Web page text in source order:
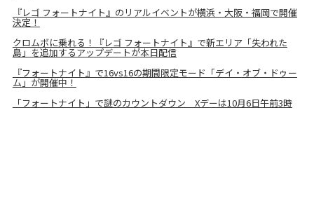
『レゴ フォートナイト』のリアルイベントが横浜・⼤阪・福岡で開催
決定！
クロムボに乗れる！『レゴ フォートナイト』で新エリア「失われた
島」を追加するアップデートが本日配信
『フォートナイト』で16vs16の期間限定モード「デイ・オブ・ドゥー
ム」が開催中！
「フォートナイト」で謎のカウントダウン Xデーは10月6日午前3時